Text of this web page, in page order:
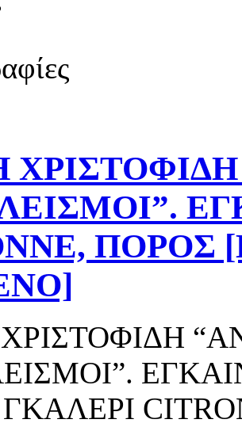
ΧΡΙΣΤΟΦΙΔΗ